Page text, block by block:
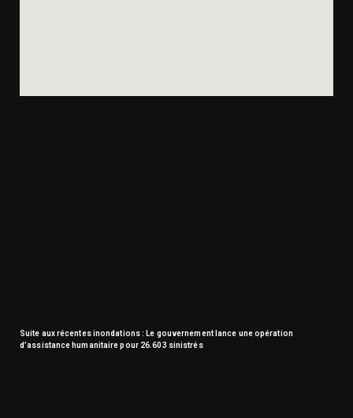
Suite aux récentes inondations : Le gouvernement lance une opération
d’assistance humanitaire pour 26.603 sinistrés